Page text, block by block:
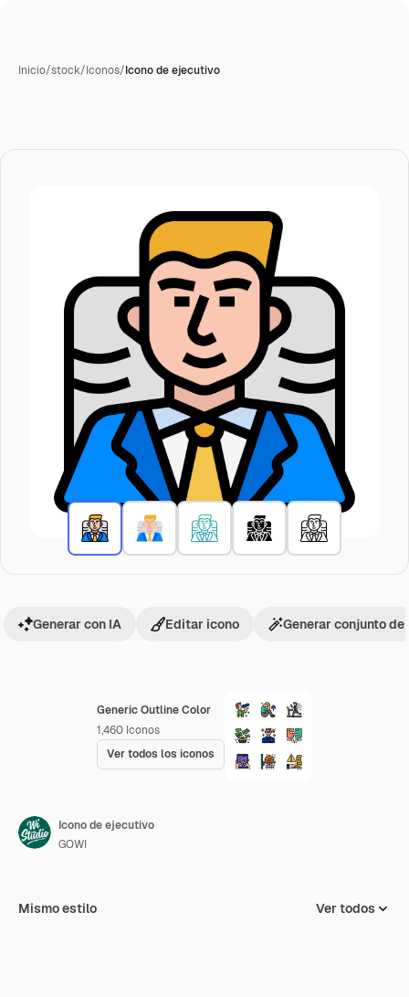
Inicio/stock/Iconos/Icono de ejecutivo
Generic Outline Color
1,460 Iconos
Ver todos los iconos
Generar con IA Editar icono Generar conjunto de
Icono de ejecutivo
GOWI
Mismo estilo Ver todos